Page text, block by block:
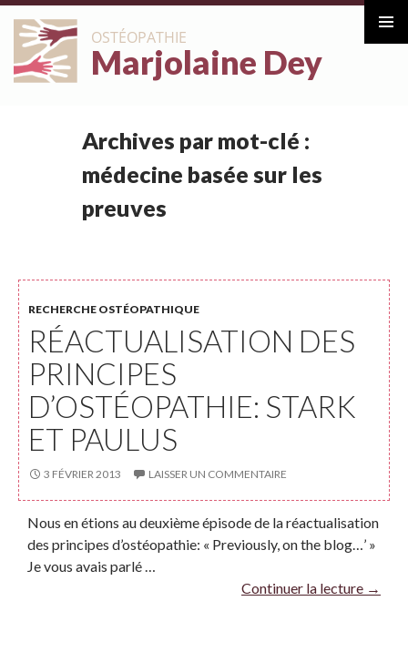
OSTÉOPATHIE
Marjolaine Dey
ALLER
AU
CONTENU
Archives par mot-clé :
médecine basée sur les
preuves
RECHERCHE OSTÉOPATHIQUE
RÉACTUALISATION DES
PRINCIPES
D’OSTÉOPATHIE: STARK
ET PAULUS
3 FÉVRIER 2013 LAISSER UN COMMENTAIRE
Nous en étions au deuxième épisode de la réactualisation
des principes d’ostéopathie: « Previously, on the blog…’ »
Je vous avais parlé …
Continuer la lecture →